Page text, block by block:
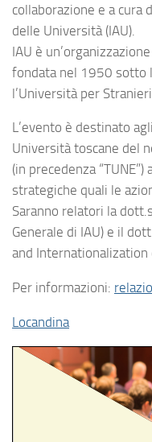
collaborazione e a cura
delle Università (IAU).
IAU è
fondata nel 1950 sotto
l’Università per
L’evento è destinato
Università toscane del
(in precedenza
strategiche quali le
Saranno relatori la
Generale di IAU) e il
and Internationalization
Per informazioni:
Locandina